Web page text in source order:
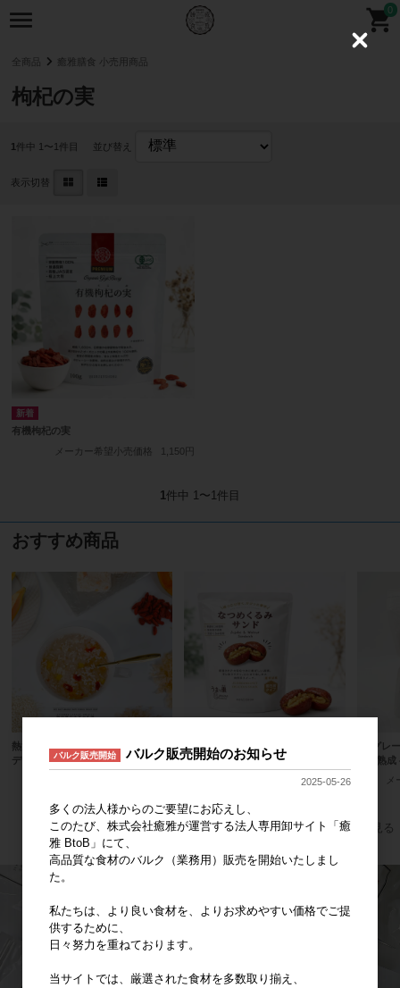
0
全商品 癒雅膳食 小売用商品
枸杞の実
1 件中 1〜1件目 並び替え
表示切替
有機枸杞の実
メーカー希望小売価格
1,150円
1件中 1〜1件目
おすすめ商品
熱湯1分 麹甘酒白木耳木瓜羹 {薬膳
デザートスープ シリーズ}
うまっ棗(ザオ) ナツメのくるみサン
ド 棗挾核桃 個包装タイプ
メーカー希望小売価格
550円
AAグレ
樹上熟
すべてのおすすめ商品を見る
バルク販売開始 バルク販売開始のお知らせ
2025-05-26
多くの法人様からのご要望にお応えし、
このたび、株式会社癒雅が運営する法人専用卸サイト「癒
雅 BtoB」にて、
高品質な食材のバルク（業務用）販売を開始いたしまし
た。
私たちは、より良い食材を、よりお求めやすい価格でご提
供するために、
日々努力を重ねております。
当サイトでは、厳選された食材を多数取り揃え、
C